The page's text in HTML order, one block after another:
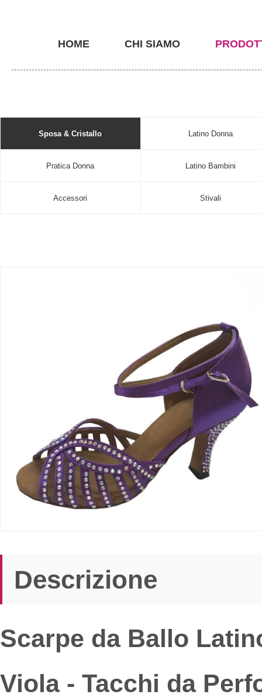
HOME CHI SIAMO
Sposa & Cristallo Latino Donna
Pratica Donna Latino Bambini
Accessori Stivali
Descrizione
Scarpe da Ballo
Viola - Tacchi da